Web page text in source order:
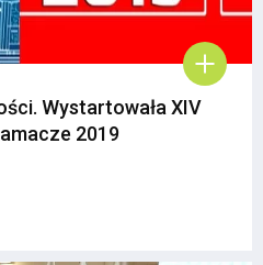
Wystartowała XIV
2019